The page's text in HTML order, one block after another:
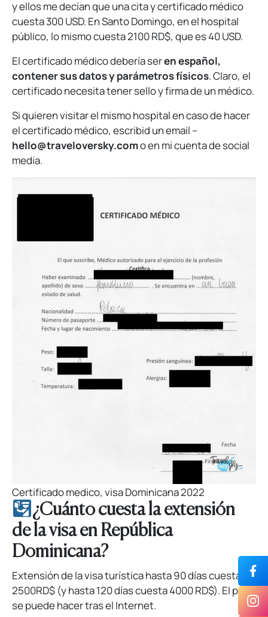
y ellos me decían que una cita y certificado médico
cuesta 300 USD. En Santo Domingo, en el hospital
público, lo mismo cuesta 2100 RD$, que es 40 USD.
El certificado médico debería seren español,
contener sus datos y parámetros físicos. Claro, el
certificado necesita tener sello y firma de un médico.
Si quieren visitar el mismo hospital en caso de hacer
el certificado médico, escribid un email –
hello@traveloversky.como en mi cuenta de social
media.
Certificado medico, visa Dominicana 2022
¿Cuánto cuesta la extensión
de la visa en República
Dominicana?
Extensión de la visa turística hasta 90 días cuesta,
2500RD$ (y hasta 120 días cuesta 4000 RD$). El pago
se puede hacer tras el Internet.